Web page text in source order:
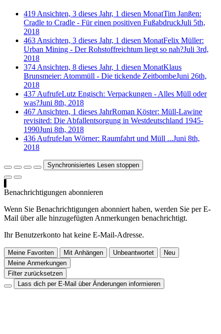
419 Ansichten, 3 dieses Jahr, 1 diesen MonatTim Janßen:
Cradle to Cradle - Für einen positiven FußabdruckJuli 5th,
2018
463 Ansichten, 3 dieses Jahr, 1 diesen MonatFelix Müller:
Urban Mining - Der Rohstoffreichtum liegt so nah?Juli 3rd,
2018
374 Ansichten, 8 dieses Jahr, 1 diesen MonatKlaus
Brunsmeier: Atommüll - Die tickende ZeitbombeJuni 26th,
2018
437 AufrufeLutz Engisch: Verpackungen - Alles Müll oder
was?Juni 8th, 2018
467 Ansichten, 1 dieses JahrRoman Köster: Müll-Lawine
revisited: Die Abfallentsorgung in Westdeutschland 1945-
1990Juni 8th, 2018
436 AufrufeJan Wörner: Raumfahrt und Müll ...Juni 8th,
2018
Synchronisiertes Lesen stoppen
Benachrichtigungen abonnieren
Wenn Sie Benachrichtigungen abonniert haben, werden Sie per E-
Mail über alle hinzugefügten Anmerkungen benachrichtigt.
Ihr Benutzerkonto hat keine E-Mail-Adresse.
Meine Favoriten Mit Anhängen Unbeantwortet
Neu
Meine Anmerkungen
Filter zurücksetzen
Lass dich per E-Mail über Änderungen informieren